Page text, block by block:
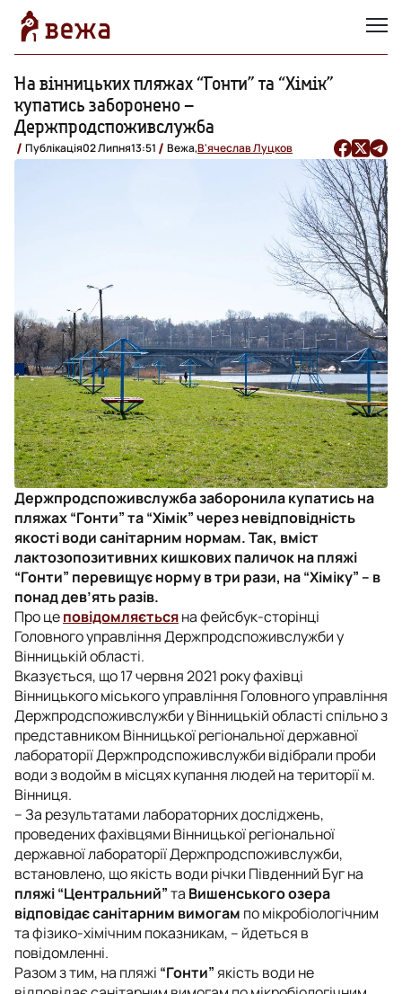
На вінницьких пляжах “Гонти” та “Хімік”
купатись заборонено –
Держпродспоживслужба
Публікація02 Липня13:51 Вежа,В'ячеслав Луцков
Держпродспоживслужба заборонила купатись на
пляжах “Гонти” та “Хімік” через невідповідність
якості води санітарним нормам. Так, вміст
лактозопозитивних кишкових паличок на пляжі
“Гонти” перевищує норму в три рази, на “Хіміку” – в
понад дев’ять разів.
Про цеповідомляєтьсяна фейсбук-сторінці
Головного управління Держпродспоживслужби у
Вінницькій області.
Вказується, що 17 червня 2021 року фахівці
Вінницького міського управління Головного управління
Держпродспоживслужби у Вінницькій області спільно з
представником Вінницької регіональної державної
лабораторії Держпродспоживслужби відібрали проби
води з водойм в місцях купання людей на території м.
Вінниця.
– За результатами лабораторних досліджень,
проведених фахівцями Вінницької регіональної
державної лабораторії Держпродспоживслужби,
встановлено, що якість води річки Південний Буг на
пляжі “Центральний”та Вишенського озера
відповідає санітарним вимогам по мікробіологічним
та фізико-хімічним показникам, – йдеться в
повідомленні.
Разом з тим, на пляжі “Гонти” якість води не